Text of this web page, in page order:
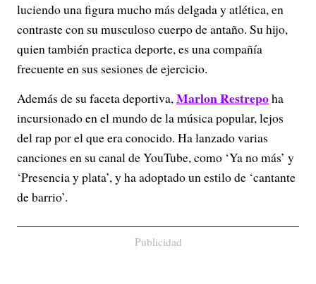
luciendo una figura mucho más delgada y atlética, en
contraste con su musculoso cuerpo de antaño. Su hijo,
quien también practica deporte, es una compañía
frecuente en sus sesiones de ejercicio.
Además de su faceta deportiva,Marlon Restrepoha
incursionado en el mundo de la música popular, lejos
del rap por el que era conocido. Ha lanzado varias
canciones en su canal de YouTube, como ‘Ya no más’ y
‘Presencia y plata’, y ha adoptado un estilo de ‘cantante
de barrio’.
Publicidad